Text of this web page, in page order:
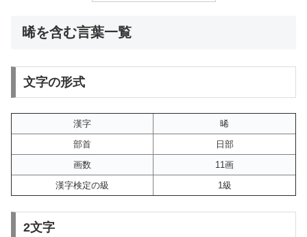
晞を含む言葉一覧
文字の形式
漢字
晞
部首
日部
画数
11画
漢字検定の級
1級
2文字